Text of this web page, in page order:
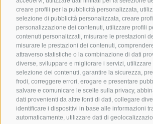
creare profili per la pubblicità personalizzata,
selezione di pubblicità personalizzata, creare
personalizzazione dei contenuti, utilizzare profili
contenuti personalizzati, misurare le prestazioni
misurare le prestazioni dei contenuti,
attraverso statistiche o la combinazione di dati
diverse, sviluppare e migliorare i servizi,
selezione dei contenuti, garantire la sicurezza,
frodi, correggere errori, erogare e presentare
salvare e comunicare le scelte sulla privacy,
dati provenienti da altre fonti di dati, collegare
identificare i dispositivi in base alle informazioni
automaticamente, utilizzare dati di
Sollevatec Srl• Z.I. Förche 20 •
T:+39 0472268370
info@sollevatec.it